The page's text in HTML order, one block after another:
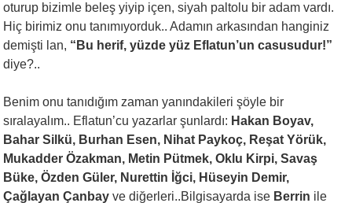
oturup bizimle beleş yiyip içen, siyah paltolu bir adam vardı.
Hiç birimiz onu tanımıyorduk.. Adamın arkasından hanginiz
demişti lan, “Bu herif, yüzde yüz Eflatun’un casusudur!”
diye?..
Benim onu tanıdığım zaman yanındakileri şöyle bir
sıralayalım.. Eflatun’cu yazarlar şunlardı: Hakan Boyav,
Bahar Silkü, Burhan Esen, Nihat Paykoç, Reşat Yörük,
Mukadder Özakman, Metin Pütmek, Oklu Kirpi, Savaş
Büke, Özden Güler, Nurettin İğci, Hüseyin Demir,
Çağlayan Çanbay ve diğerleri..Bilgisayarda ise Berrin ile